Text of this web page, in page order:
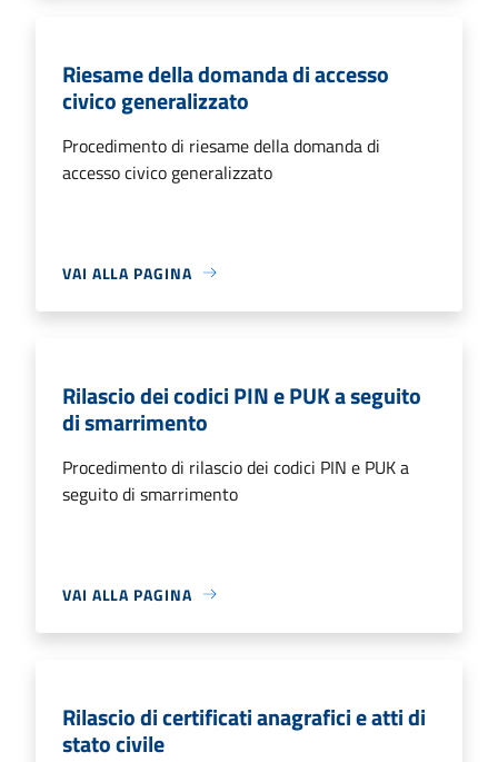
Riesame della domanda di accesso
civico generalizzato
Procedimento di riesame della domanda di
accesso civico generalizzato
VAI ALLA PAGINA
Rilascio dei codici PIN e PUK a seguito
di smarrimento
Procedimento di rilascio dei codici PIN e PUK a
seguito di smarrimento
VAI ALLA PAGINA
Rilascio di certificati anagrafici e atti di
stato civile